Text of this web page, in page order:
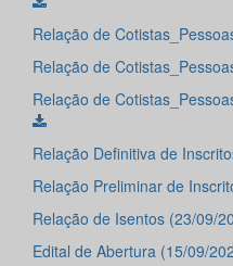
Relação de
Relação de
Relação de
Relação Definitiva de
Relação Preliminar de
Relação de Isentos (23/09/
Edital de Abertura (15/09/